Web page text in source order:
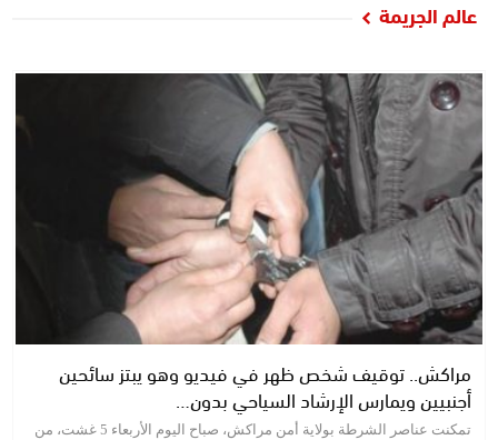
عالم الجريمة
مراكش.. توقيف شخص ظهر في فيديو وهو يبتز سائحين
أجنبيين ويمارس الإرشاد السياحي بدون…
تمكنت عناصر الشرطة بولاية أمن مراكش، صباح اليوم الأربعاء 5 غشت، من